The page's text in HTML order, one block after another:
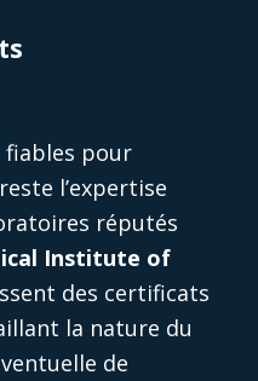
fiables pour
l’expertise
réputés
Institute of
des certificats
la nature du
de